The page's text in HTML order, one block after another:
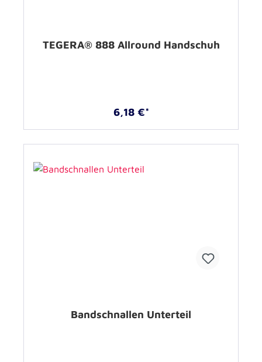
TEGERA® 888 Allround Handschuh
6,18 €*
Bandschnallen Unterteil